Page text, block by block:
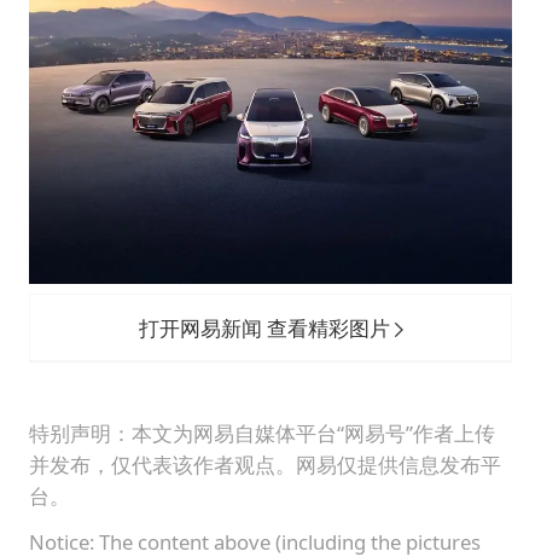
打开网易新闻 查看精彩图片
特别声明：本文为网易自媒体平台“网易号”作者上传
并发布，仅代表该作者观点。网易仅提供信息发布平
台。
Notice: The content above (including the pictures